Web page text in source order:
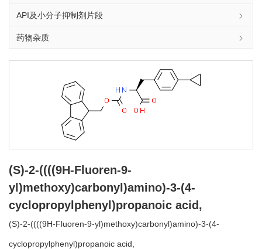
API及小分子抑制剂片段
药物杂质
(S)-2-((((9H-Fluoren-9-
yl)methoxy)carbonyl)amino)-3-(4-
cyclopropylphenyl)propanoic acid,
(S)-2-((((9H-Fluoren-9-yl)methoxy)carbonyl)amino)-3-(4-
cyclopropylphenyl)propanoic acid,